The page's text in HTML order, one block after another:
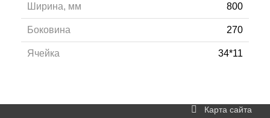
Ширина, мм 800
Боковина 270
Ячейка 34*11
Карта сайта